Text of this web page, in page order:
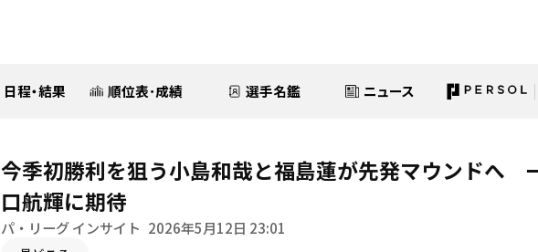
日程・結果 順位表･成績 選手名鑑 ニュース
今季初勝利を狙う小島和哉と福島蓮が先発マウンドへ
口航輝に期待
パ・リーグ インサイト 2026年5月12日 23:01